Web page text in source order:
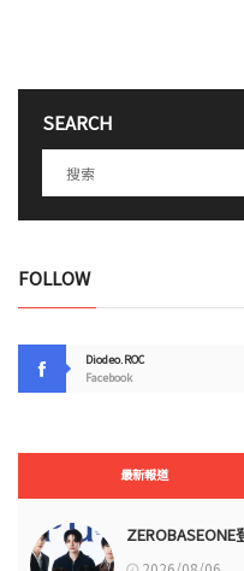
SEARCH
FOLLOW
Diodeo.ROC
Facebook
最新報道